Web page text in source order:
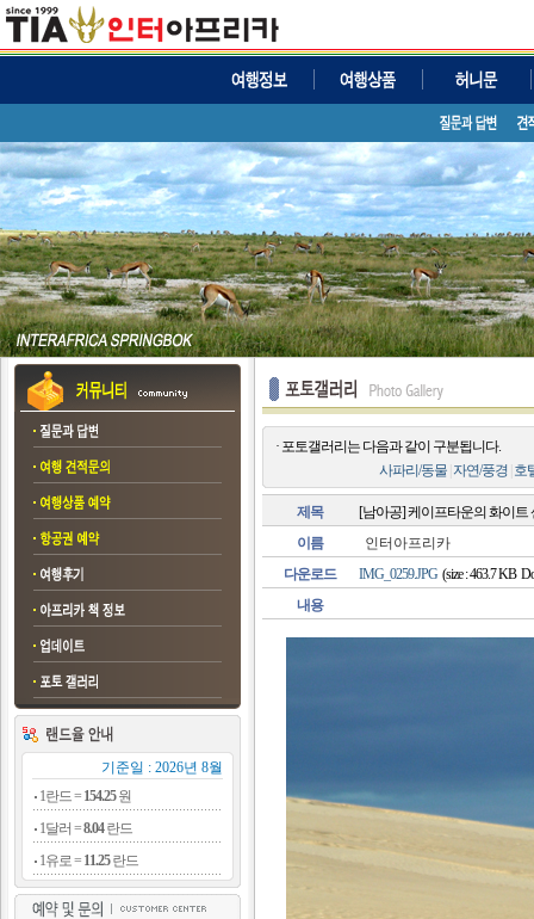
기준일 : 2026년 8월
1란드 = 154.25원
1달러 =8.04란드
1유로 = 11.25란드
· 포토갤러리는 다음과 같이 구분됩니다.
사파리/동물 자연/풍경 호
제목
[남아공] 케이프타운의 화이트
이름
인터아프리카
다운로드
IMG_0259.JPG(size : 463.7 KB
내용